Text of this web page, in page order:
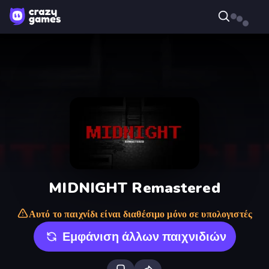
MIDNIGHT Remastered
Αυτό το παιχνίδι είναι διαθέσιμο μόνο σε υπολογιστές
Εμφάνιση άλλων παιχνιδιών